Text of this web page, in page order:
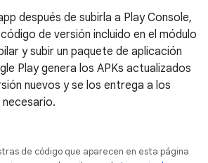
después de subirla a Play Console,
de versión incluido en el módulo
y subir un paquete de aplicación
Play genera los APKs actualizados
nuevos y se los entrega a los
necesario.
de código que aparecen en esta página